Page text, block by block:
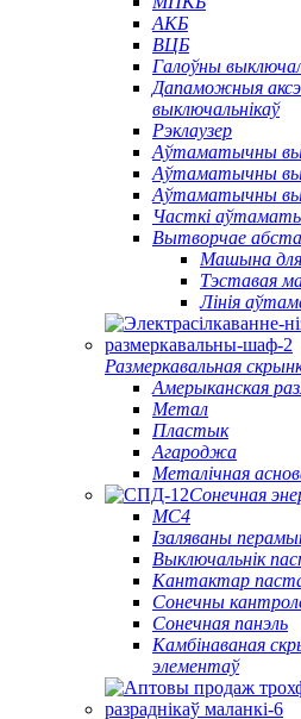
АКБ
ВЦБ
Галоўны
Дапаможныя
выключальнікаў
Рэклаузер
Аўтаматычны
Аўтаматычны
Аўтаматычны
Часткі
Вытворчае
Машына для
Тэставая
Лінія
Размеркавальная
Амерыканская
Метал
Пластык
Агароджа
Металічная
Сонечная
МС4
Ізаляваны
Выключальнік
Кантактар
Сонечны
Сонечная панэль
Камбінаваная
элементаў